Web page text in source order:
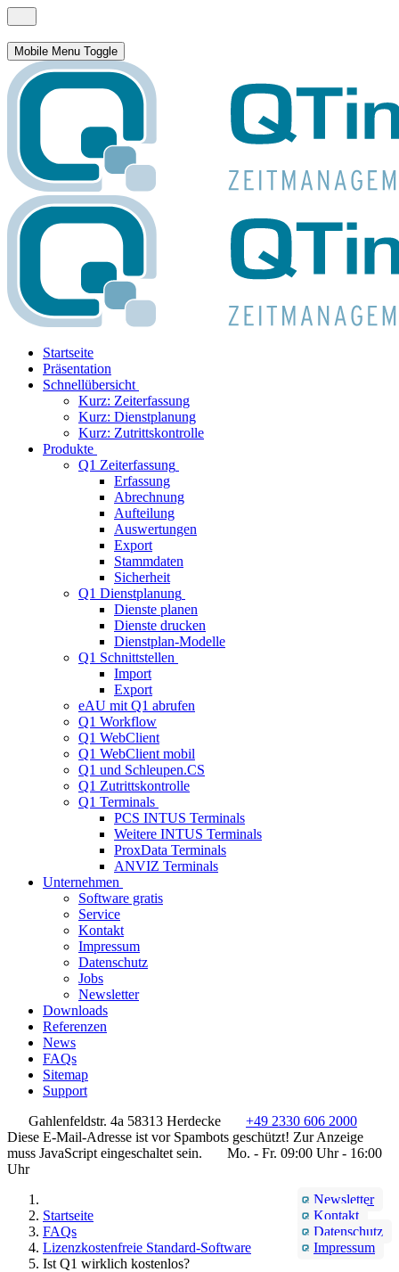
Mobile Menu Toggle
Startseite
Präsentation
Schnellübersicht
Kurz: Zeiterfassung
Kurz: Dienstplanung
Kurz: Zutrittskontrolle
Produkte
Q1 Zeiterfassung
Erfassung
Abrechnung
Aufteilung
Auswertungen
Export
Stammdaten
Sicherheit
Q1 Dienstplanung
Dienste planen
Dienste drucken
Dienstplan-Modelle
Q1 Schnittstellen
Import
Export
eAU mit Q1 abrufen
Q1 Workflow
Q1 WebClient
Q1 WebClient mobil
Q1 und Schleupen.CS
Q1 Zutrittskontrolle
Q1 Terminals
PCS INTUS Terminals
Weitere INTUS Terminals
ProxData Terminals
ANVIZ Terminals
Unternehmen
Software gratis
Service
Kontakt
Impressum
Datenschutz
Jobs
Newsletter
Downloads
Referenzen
News
FAQs
Sitemap
Support
Gahlenfeldstr. 4a 58313 Herdecke
+49 2330 606 2000
Diese E-Mail-Adresse ist vor Spambots geschützt! Zur Anzeige
muss JavaScript eingeschaltet sein.
Mo. - Fr. 09:00 Uhr - 16:00
Uhr
Newsletter
Kontakt
Datenschutz
Impressum
Startseite
FAQs
Lizenzkostenfreie Standard-Software
Ist Q1 wirklich kostenlos?